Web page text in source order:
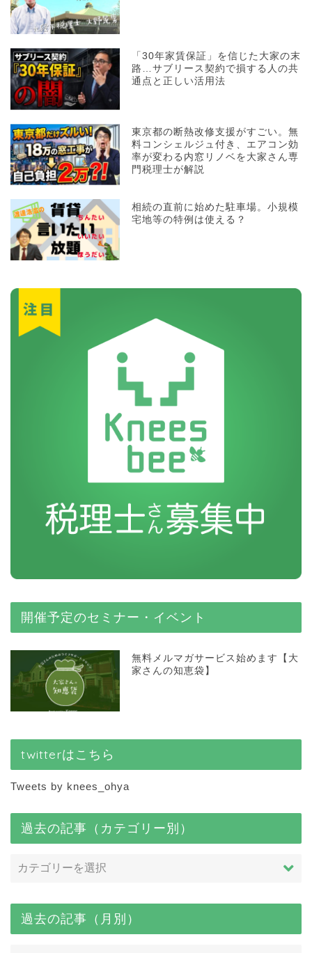
「30年家賃保証」を信じた大家の末
路…サブリース契約で損する人の共
通点と正しい活用法
東京都の断熱改修支援がすごい。無
料コンシェルジュ付き、エアコン効
率が変わる内窓リノベを大家さん専
門税理士が解説
相続の直前に始めた駐車場。小規模
宅地等の特例は使える？
開催予定のセミナー・イベント
無料メルマガサービス始めます【大
家さんの知恵袋】
twitterはこちら
Tweets by knees_ohya
過去の記事（カテゴリー別）
過去の記事（月別）